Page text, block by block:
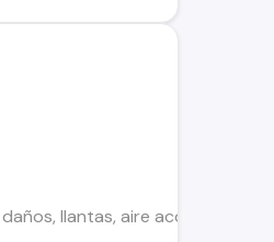
llantas, aire